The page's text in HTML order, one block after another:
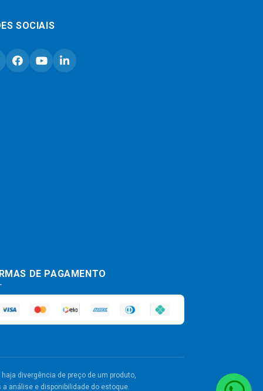
SOCIAIS
DE PAGAMENTO
divergência de preço de um produto,
análise e disponibilidade do estoque.